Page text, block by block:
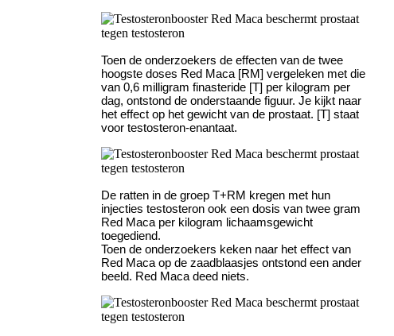
Toen de onderzoekers de effecten van de twee
hoogste doses Red Maca [RM] vergeleken met die
van 0,6 milligram finasteride [T] per kilogram per
dag, ontstond de onderstaande figuur. Je kijkt naar
het effect op het gewicht van de prostaat. [T] staat
voor testosteron-enantaat.
De ratten in de groep T+RM kregen met hun
injecties testosteron ook een dosis van twee gram
Red Maca per kilogram lichaamsgewicht
toegediend.
Toen de onderzoekers keken naar het effect van
Red Maca op de zaadblaasjes ontstond een ander
beeld. Red Maca deed niets.